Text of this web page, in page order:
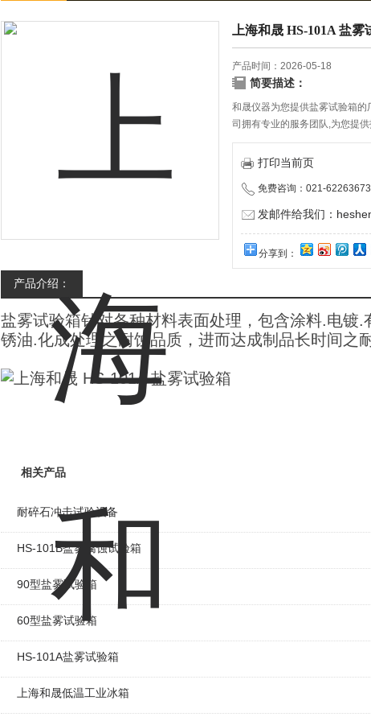
上海和晟 HS-101A 盐雾
产品时间：2026-05-18
简要描述：
和晟仪器为您提供盐雾试验箱
司拥有专业的服务团队,为您提
打印当前页
免费咨询：021-62263673
发邮件给我们：
分享到：
产品介绍：
盐雾试验箱针对各种材料表面处理，包含涂料.电镀
锈油.化成处理之耐蚀品质，进而达成制品长时间之
相关产品
耐碎石冲击试验设备
HS-101B盐雾腐蚀试验箱
90型盐雾试验箱
60型盐雾试验箱
HS-101A盐雾试验箱
上海和晟低温工业冰箱